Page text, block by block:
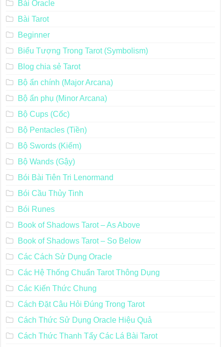
Bài Oracle
Bài Tarot
Beginner
Biểu Tượng Trong Tarot (Symbolism)
Blog chia sẻ Tarot
Bộ ẩn chính (Major Arcana)
Bộ ẩn phụ (Minor Arcana)
Bộ Cups (Cốc)
Bộ Pentacles (Tiền)
Bộ Swords (Kiếm)
Bộ Wands (Gậy)
Bói Bài Tiên Tri Lenormand
Bói Cầu Thủy Tinh
Bói Runes
Book of Shadows Tarot – As Above
Book of Shadows Tarot – So Below
Các Cách Sử Dụng Oracle
Các Hệ Thống Chuẩn Tarot Thông Dụng
Các Kiến Thức Chung
Cách Đặt Câu Hỏi Đúng Trong Tarot
Cách Thức Sử Dụng Oracle Hiệu Quả
Cách Thức Thanh Tẩy Các Lá Bài Tarot